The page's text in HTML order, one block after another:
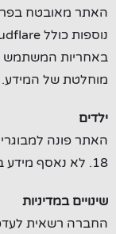
באחריות המשתמש
מוחלטת של המידע.
ילדים
האתר פונה
18. לא נאסף מידע ביודעין מקטינים.
שינויים במדיניות
החברה רשאית